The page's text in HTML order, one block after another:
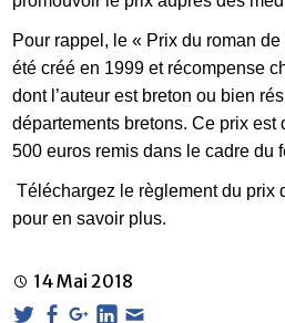
Pour rappel, le « Prix du roman
été créé en 1999 et récompense
dont l’auteur est breton ou bien
départements bretons. Ce prix est
500 euros remis dans le cadre du
Téléchargez le règlement du prix
pour en savoir plus.
14Mai 2018